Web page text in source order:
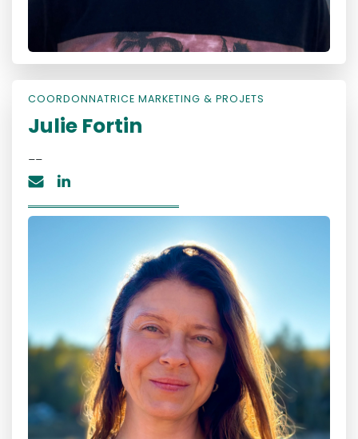
COORDONNATRICE MARKETING & PROJETS
Julie Fortin